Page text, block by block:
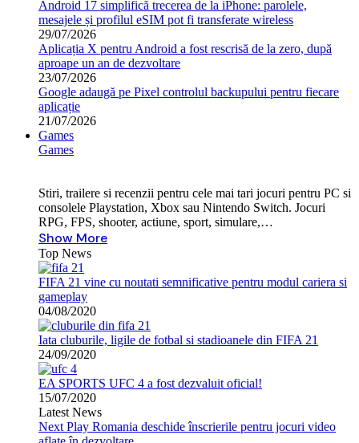
Android 17 simplifică trecerea de la iPhone: parolele,
mesajele și profilul eSIM pot fi transferate wireless
29/07/2026
Aplicația X pentru Android a fost rescrisă de la zero, după
aproape un an de dezvoltare
23/07/2026
Google adaugă pe Pixel controlul backupului pentru fiecare
aplicație
21/07/2026
Games
Games
Stiri, trailere si recenzii pentru cele mai tari jocuri pentru PC si
consolele Playstation, Xbox sau Nintendo Switch. Jocuri
RPG, FPS, shooter, actiune, sport, simulare,…
Show More
Top News
FIFA 21 vine cu noutati semnificative pentru modul cariera si
gameplay
04/08/2020
Iata cluburile, ligile de fotbal si stadioanele din FIFA 21
24/09/2020
EA SPORTS UFC 4 a fost dezvaluit oficial!
15/07/2020
Latest News
Next Play Romania deschide înscrierile pentru jocuri video